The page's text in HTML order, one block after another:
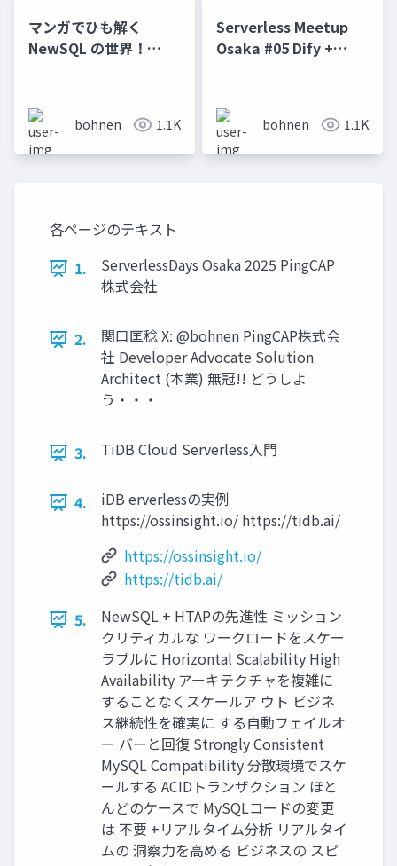
マンガでひも解く
NewSQL の世界！
タベースの学び方
bohnen 1.1K
Serverless Meetup
Osaka #05 Dify +
bohnen 1.1K
各ページのテキスト
1.
ServerlessDays Osaka 2025 PingCAP
株式会社
2.
関⼝匡稔 X: @bohnen PingCAP株式会
社 Developer Advocate Solution
Architect (本業) 無冠!! どうしよ
う・・・
3. TiDB Cloud Serverless⼊⾨
4.
iDB erverlessの実例
https://ossinsight.io/ https://tidb.ai/
https://ossinsight.io/
https://tidb.ai/
5.
NewSQL + HTAPの先進性 ミッション
クリティカルな ワークロードをスケー
ラブルに Horizontal Scalability High
Availability アーキテクチャを複雑に
することなくスケールア ウト ビジネ
ス継続性を確実に する自動フェイルオ
ー バーと回復 Strongly Consistent
MySQL Compatibility 分散環境でスケ
ールする ACIDトランザクション ほと
んどのケースで MySQLコードの変更
は 不要 +リアルタイム分析 リアルタイ
ムの 洞察力を高める ビジネスの スピ